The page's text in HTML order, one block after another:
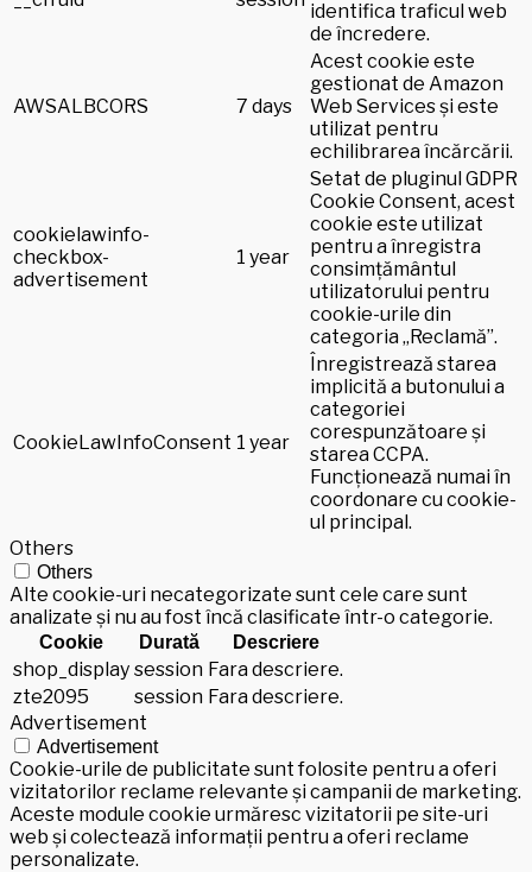
identifica traficul web
de încredere.
AWSALBCORS 7 days
Acest cookie este
gestionat de Amazon
Web Services și este
utilizat pentru
echilibrarea încărcării.
cookielawinfo-
checkbox-
advertisement
1 year
Setat de pluginul GDPR
Cookie Consent, acest
cookie este utilizat
pentru a înregistra
consimțământul
utilizatorului pentru
cookie-urile din
categoria „Reclamă”.
CookieLawInfoConsent 1 year
Înregistrează starea
implicită a butonului a
categoriei
corespunzătoare și
starea CCPA.
Funcționează numai în
coordonare cu cookie-
ul principal.
Others
Others
Alte cookie-uri necategorizate sunt cele care sunt
analizate și nu au fost încă clasificate într-o categorie.
Cookie Durată Descriere
shop_display session Fara descriere.
zte2095
session Fara descriere.
Advertisement
Advertisement
Cookie-urile de publicitate sunt folosite pentru a oferi
vizitatorilor reclame relevante și campanii de marketing.
Aceste module cookie urmăresc vizitatorii pe site-uri
web și colectează informații pentru a oferi reclame
personalizate.